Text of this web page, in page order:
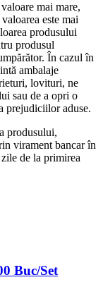
mai mare,
este mai
produsului
produsul
În cazul în
ambalaje
lovituri, ne
sau de a opri o
prejudiciilor aduse.
produsului,
virament bancar în
de la primirea
Buc/Set